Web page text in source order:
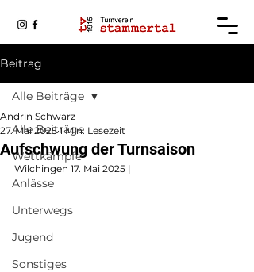
Beitrag
Alle Beiträge
Wettkämpfe
Anlässe
Unterwegs
Jugend
Sonstiges
Alle Beiträge
Aufschwung der Turnsaison
Andrin Schwarz
27. Mai 2025 1 Min. Lesezeit
Wilchingen 17. Mai 2025 |